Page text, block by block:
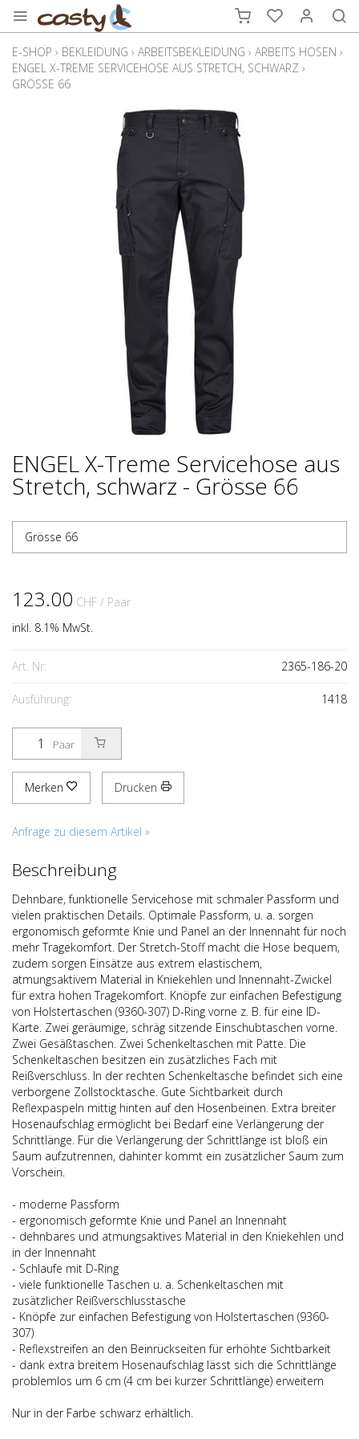
E-SHOP › BEKLEIDUNG › ARBEITSBEKLEIDUNG › ARBEITS HOSEN ›
ENGEL X-TREME SERVICEHOSE AUS STRETCH, SCHWARZ ›
GRÖSSE 66
ENGEL X-Treme Servicehose aus
Stretch, schwarz - Grösse 66
Grösse 66
123.00 CHF / Paar
inkl. 8.1% MwSt.
Art. Nr: 2365-186-20
Ausführung: 1418
Paar
Merken Drucken
Anfrage zu diesem Artikel »
Beschreibung
Dehnbare, funktionelle Servicehose mit schmaler Passform und
vielen praktischen Details. Optimale Passform, u. a. sorgen
ergonomisch geformte Knie und Panel an der Innennaht für noch
mehr Tragekomfort. Der Stretch-Stoff macht die Hose bequem,
zudem sorgen Einsätze aus extrem elastischem,
atmungsaktivem Material in Kniekehlen und Innennaht-Zwickel
für extra hohen Tragekomfort. Knöpfe zur einfachen Befestigung
von Holstertaschen (9360-307) D-Ring vorne z. B. für eine ID-
Karte. Zwei geräumige, schräg sitzende Einschubtaschen vorne.
Zwei Gesäßtaschen. Zwei Schenkeltaschen mit Patte. Die
Schenkeltaschen besitzen ein zusätzliches Fach mit
Reißverschluss. In der rechten Schenkeltasche befindet sich eine
verborgene Zollstocktasche. Gute Sichtbarkeit durch
Reflexpaspeln mittig hinten auf den Hosenbeinen. Extra breiter
Hosenaufschlag ermöglicht bei Bedarf eine Verlängerung der
Schrittlänge. Für die Verlängerung der Schrittlänge ist bloß ein
Saum aufzutrennen, dahinter kommt ein zusätzlicher Saum zum
Vorschein.
- moderne Passform
- ergonomisch geformte Knie und Panel an Innennaht
- dehnbares und atmungsaktives Material in den Kniekehlen und
in der Innennaht
- Schlaufe mit D-Ring
- viele funktionelle Taschen u. a. Schenkeltaschen mit
zusätzlicher Reißverschlusstasche
- Knöpfe zur einfachen Befestigung von Holstertaschen (9360-
307)
- Reflexstreifen an den Beinrückseiten für erhöhte Sichtbarkeit
- dank extra breitem Hosenaufschlag lässt sich die Schrittlänge
problemlos um 6 cm (4 cm bei kurzer Schrittlänge) erweitern
Nur in der Farbe schwarz erhältlich.